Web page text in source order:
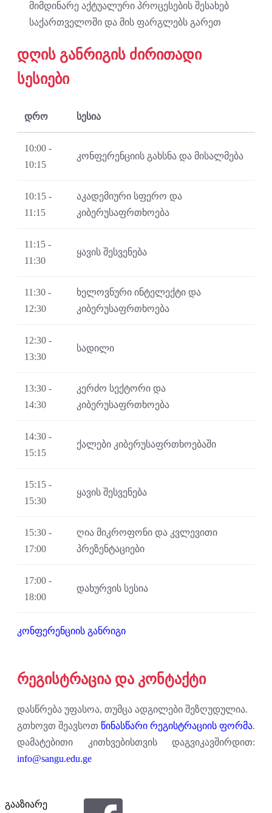
მიმდინარე აქტუალური პროცესების შესახებ
საქართველოში და მის ფარგლებს გარეთ
დღის განრიგის ძირითადი
სესიები
დრო სესია
10:00 -
10:15
კონფერენციის გახსნა და მისალმება
10:15 -
11:15
აკადემიური სფერო და
კიბერუსაფრთხოება
11:15 -
11:30
ყავის შესვენება
11:30 -
12:30
ხელოვნური ინტელექტი და
კიბერუსაფრთხოება
12:30 -
13:30
სადილი
13:30 -
14:30
კერძო სექტორი და
კიბერუსაფრთხოება
14:30 -
15:15
ქალები კიბერუსაფრთხოებაში
15:15 -
15:30
ყავის შესვენება
15:30 -
17:00
ღია მიკროფონი და კვლევითი
პრეზენტაციები
17:00 -
18:00
დახურვის სესია
კონფერენციის განრიგი
რეგისტრაცია და კონტაქტი
დასწრება უფასოა, თუმცა ადგილები შეზღუდულია.
გთხოვთ შეავსოთ წინასწარი რეგისტრაციის ფორმა.
დამატებითი კითხვებისთვის დაგვიკავშირდით:
info@sangu.edu.ge
გააზიარე